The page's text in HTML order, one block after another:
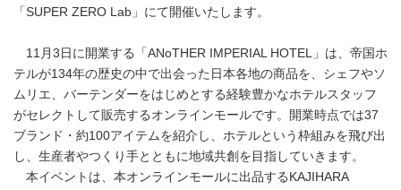
「SUPER ZERO Lab」にて開催いたします。
11月3日に開業する「ANoTHER IMPERIAL HOTEL」は、帝国ホ
テルが134年の歴史の中で出会った日本各地の商品を、シェフやソ
ムリエ、バーテンダーをはじめとする経験豊かなホテルスタッフ
がセレクトして販売するオンラインモールです。開業時点では37
ブランド・約100アイテムを紹介し、ホテルという枠組みを飛び出
し、生産者やつくり手とともに地域共創を目指していきます。
本イベントは、本オンラインモールに出品するKAJIHARA